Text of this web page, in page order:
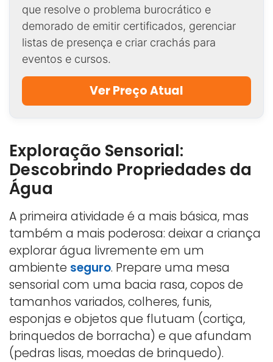
que resolve o problema burocrático e
demorado de emitir certificados, gerenciar
listas de presença e criar crachás para
eventos e cursos.
Ver Preço Atual
Exploração Sensorial:
Descobrindo Propriedades da
Água
A primeira atividade é a mais básica, mas
também a mais poderosa: deixar a criança
explorar água livremente em um
ambiente seguro. Prepare uma mesa
sensorial com uma bacia rasa, copos de
tamanhos variados, colheres, funis,
esponjas e objetos que flutuam (cortiça,
brinquedos de borracha) e que afundam
(pedras lisas, moedas de brinquedo).